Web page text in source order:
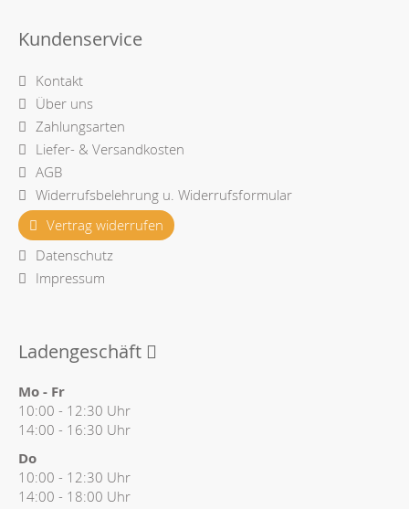
Kundenservice
Kontakt
Über uns
Zahlungsarten
Liefer- & Versandkosten
AGB
Widerrufsbelehrung u. Widerrufsformular
Vertrag widerrufen
Datenschutz
Impressum
Ladengeschäft
Mo - Fr
10:00 - 12:30 Uhr
14:00 - 16:30 Uhr
Do
10:00 - 12:30 Uhr
14:00 - 18:00 Uhr